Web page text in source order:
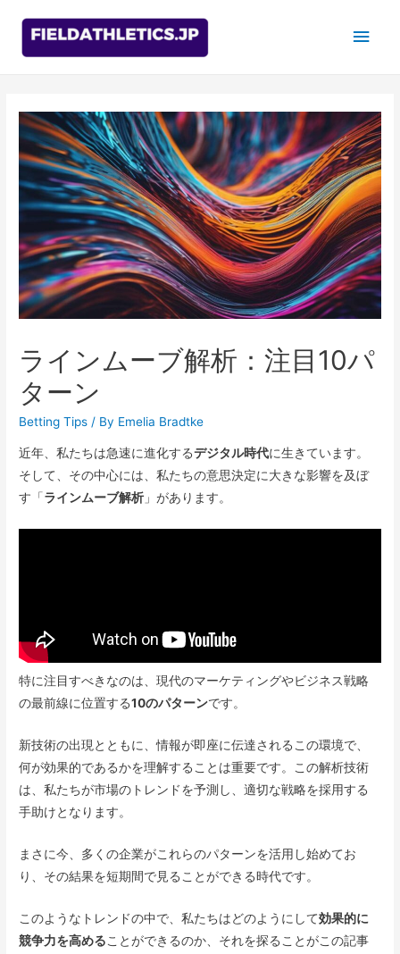
Main
ラインムーブ解析：注目10パ
ターン
Betting Tips / By Emelia Bradtke
近年、私たちは急速に進化するデジタル時代に生きています。
そして、その中心には、私たちの意思決定に大きな影響を及ぼ
す「ラインムーブ解析 」があります。
特に注目すべきなのは、現代のマーケティングやビジネス戦略
の最前線に位置する10のパターンです。
新技術の出現とともに、情報が即座に伝達されるこの環境で、
何が効果的であるかを理解することは重要です。この解析技術
は、私たちが市場のトレンドを予測し、適切な戦略を採用する
手助けとなります。
まさに今、多くの企業がこれらのパターンを活用し始めてお
り、その結果を短期間で見ることができる時代です。
このようなトレンドの中で、私たちはどのようにして効果的に
競争力を高めることができるのか、それを探ることがこの記事